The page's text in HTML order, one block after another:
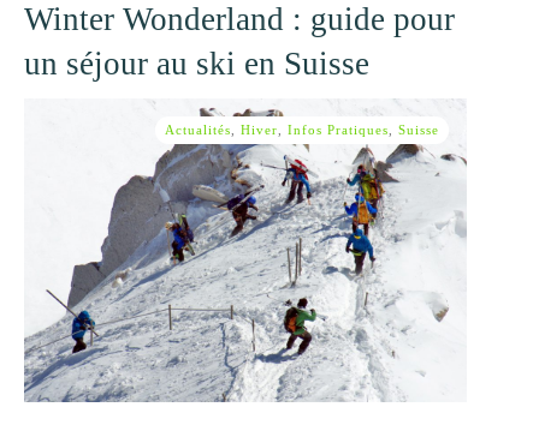
Winter Wonderland : guide pour
un séjour au ski en Suisse
Actualités Hiver Infos Pratiques Suisse